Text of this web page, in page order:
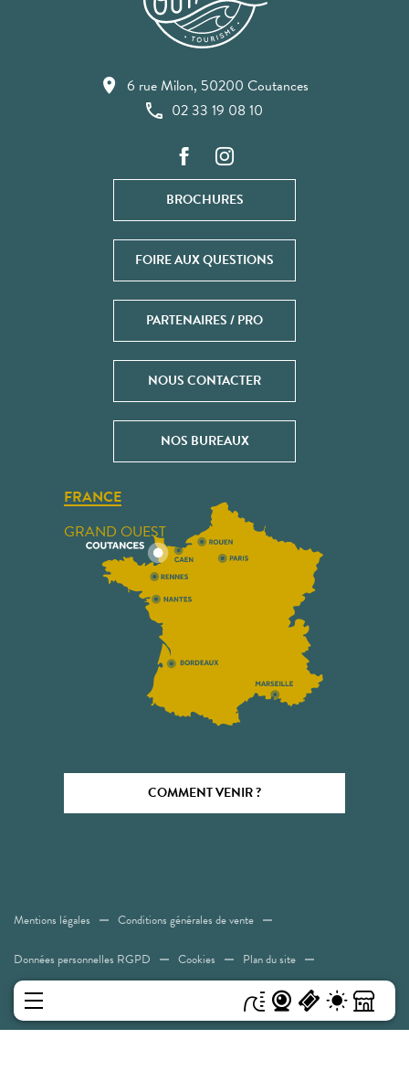
6 rue Milon, 50200 Coutances
02 33 19 08 10
BROCHURES
FOIRE AUX QUESTIONS
PARTENAIRES / PRO
NOUS CONTACTER
NOS BUREAUX
FRANCE
GRAND OUEST
COMMENT VENIR ?
Mentions légales Conditions générales de vente
Données personnelles RGPD Cookies Plan du site
Accessibilité: Non conforme